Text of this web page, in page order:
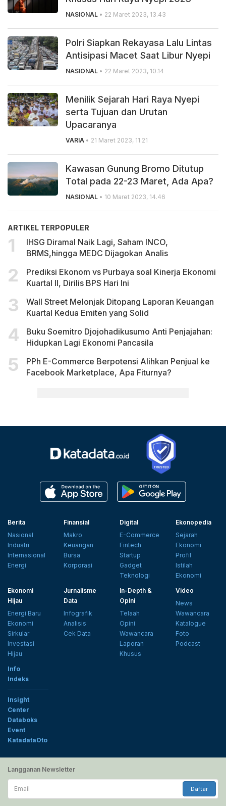
NASIONAL • 22 Maret 2023, 13.43
Polri Siapkan Rekayasa Lalu Lintas
Antisipasi Macet Saat Libur Nyepi
NASIONAL • 22 Maret 2023, 10.14
Menilik Sejarah Hari Raya Nyepi
serta Tujuan dan Urutan
Upacaranya
VARIA • 21 Maret 2023, 11.21
Kawasan Gunung Bromo Ditutup
Total pada 22-23 Maret, Ada Apa?
NASIONAL • 10 Maret 2023, 14.46
ARTIKEL TERPOPULER
IHSG Diramal Naik Lagi, Saham INCO,
BRMS,hingga MEDC Dijagokan Analis
Prediksi Ekonom vs Purbaya soal Kinerja Ekonomi
Kuartal II, Dirilis BPS Hari Ini
Wall Street Melonjak Ditopang Laporan Keuangan
Kuartal Kedua Emiten yang Solid
Buku Soemitro Djojohadikusumo Anti Penjajahan:
Hidupkan Lagi Ekonomi Pancasila
PPh E-Commerce Berpotensi Alihkan Penjual ke
Facebook Marketplace, Apa Fiturnya?
Berita
Nasional
Industri
Internasional
Energi
Finansial
Makro
Keuangan
Bursa
Korporasi
Digital
E-Commerce
Fintech
Startup
Gadget
Teknologi
Ekonopedia
Sejarah
Ekonomi
Profil
Istilah
Ekonomi
Ekonomi
Hijau
Energi Baru
Ekonomi
Sirkular
Investasi
Hijau
Jurnalisme
Data
Infografik
Analisis
Cek Data
In-Depth &
Opini
Telaah
Opini
Wawancara
Laporan
Khusus
Video
News
Wawancara
Katalogue
Foto
Podcast
Info
Indeks
Insight
Center
Databoks
Event
KatadataOto
Langganan Newsletter
Email
Daftar